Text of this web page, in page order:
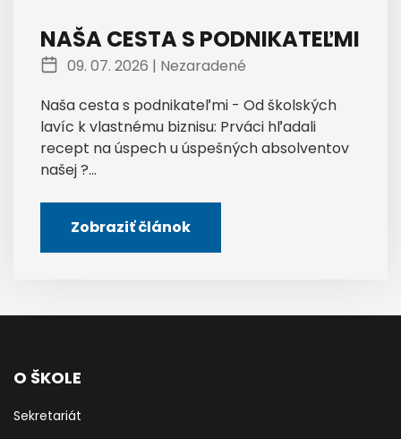
NAŠA CESTA S PODNIKATEĽMI
09. 07. 2026 | Nezaradené
Naša cesta s podnikateľmi - Od školských
lavíc k vlastnému biznisu: Prváci hľadali
recept na úspech u úspešných absolventov
našej ?...
Zobraziť článok
O ŠKOLE
Sekretariát